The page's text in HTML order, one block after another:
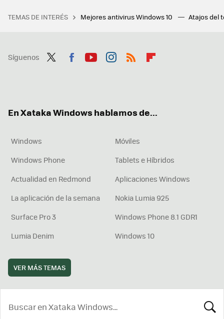
TEMAS DE INTERÉS Mejores antivirus Windows 10 Atajos del
Síguenos
En Xataka Windows hablamos de...
Windows
Móviles
Windows Phone
Tablets e Híbridos
Actualidad en Redmond
Aplicaciones Windows
La aplicación de la semana
Nokia Lumia 925
Surface Pro 3
Windows Phone 8.1 GDR1
Lumia Denim
Windows 10
VER MÁS TEMAS